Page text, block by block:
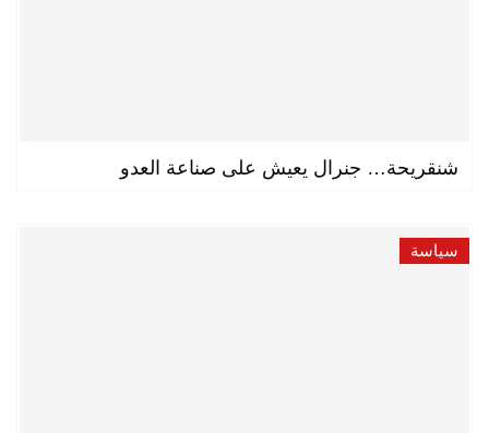
شنقريحة… جنرال يعيش على صناعة العدو
سياسة